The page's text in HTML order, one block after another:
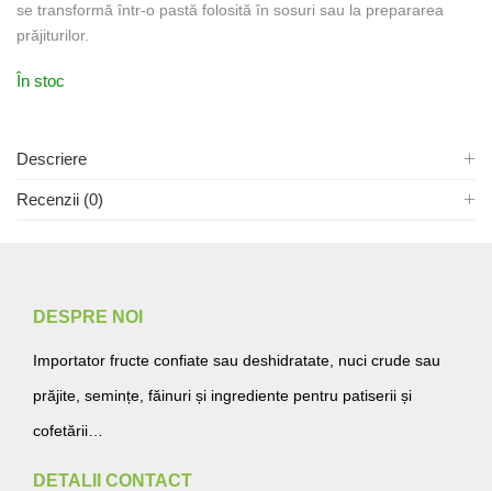
se transformă într-o pastă folosită în sosuri sau la prepararea
prăjiturilor.
În stoc
Descriere
Recenzii (0)
DESPRE NOI
Importator fructe confiate sau deshidratate, nuci crude sau
prăjite, semințe, făinuri și ingrediente pentru patiserii și
cofetării…
DETALII CONTACT